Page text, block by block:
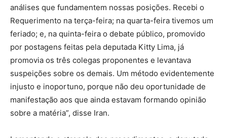
análises que fundamentem nossas posições. Recebi o
Requerimento na terça-feira; na quarta-feira tivemos um
feriado; e, na quinta-feira o debate público, promovido
por postagens feitas pela deputada Kitty Lima, já
promovia os três colegas proponentes e levantava
suspeições sobre os demais. Um método evidentemente
injusto e inoportuno, porque não deu oportunidade de
manifestação aos que ainda estavam formando opinião
sobre a matéria”, disse Iran.